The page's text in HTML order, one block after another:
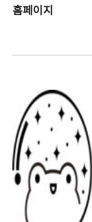
홈페이지